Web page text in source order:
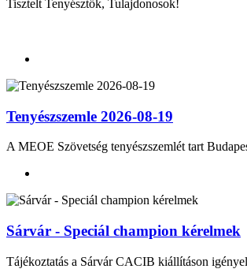
Tisztelt Tenyésztők, Tulajdonosok!
Tenyészszemle 2026-08-19
A MEOE Szövetség tenyészszemlét tart
Sárvár - Speciál champion kérelmek
Tájékoztatás a Sárvár CACIB kiállításon